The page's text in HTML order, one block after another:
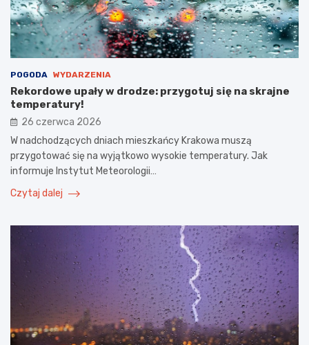
POGODA WYDARZENIA
Rekordowe upały w drodze: przygotuj się na skrajne
temperatury!
26 czerwca 2026
W nadchodzących dniach mieszkańcy Krakowa muszą
przygotować się na wyjątkowo wysokie temperatury. Jak
informuje Instytut Meteorologii…
Czytaj dalej